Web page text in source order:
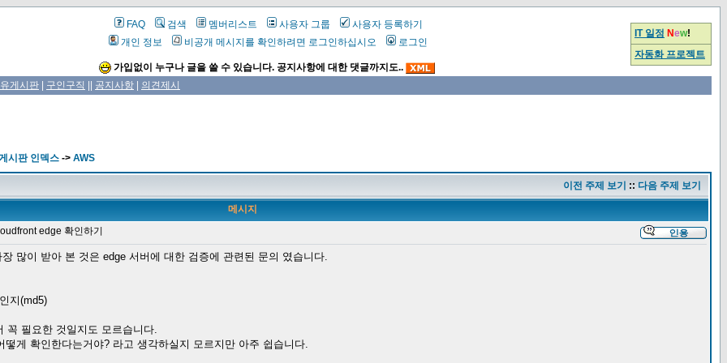
FAQ 검색 멤버리스트 사용자 그룹
사용자 등록하기
개인 정보
비공개 메시지를 확인하려면 로그인하십시오 로그인
가입없이 누구나 글을 쓸 수 있습니다. 공지사항에 대한 댓글까지도..
IT 일정 New!
자동화 프로젝트
게시판 구인구직 공지사항 의견제시
시판 인덱스 -> AWS
이전 주제 보기 :: 다음 주제 보기
메시지
edge 확인하기
많이 받아 본 것은 edge 서버에 대한 검증에 관련된 문의 였습니다.
지(md5)
꼭 필요한 것일지도 모르습니다.
게 확인한다는거야? 라고 생각하실지 모르지만 아주 쉽습니다.